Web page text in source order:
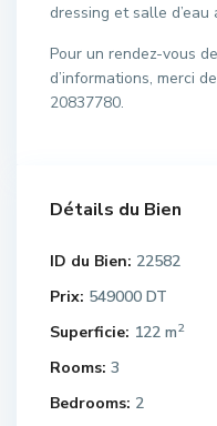
dressing et salle d’eau
Pour un rendez-vous
d’informations, merci
20837780.
Détails du Bien
ID du Bien: 22582
Prix: 549000 DT
Superficie: 122 m2
Rooms: 3
Bedrooms: 2